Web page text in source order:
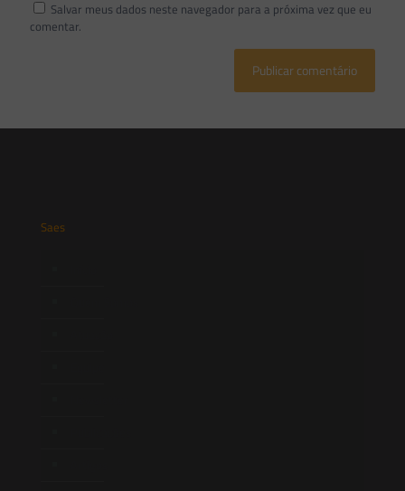
Salvar meus dados neste navegador para a próxima vez que eu
comentar.
Saes